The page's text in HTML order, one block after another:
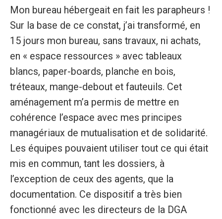
Mon bureau hébergeait en fait les parapheurs !
Sur la base de ce constat, j’ai transformé, en
15 jours mon bureau, sans travaux, ni achats,
en « espace ressources » avec tableaux
blancs, paper-boards, planche en bois,
tréteaux, mange-debout et fauteuils. Cet
aménagement m’a permis de mettre en
cohérence l’espace avec mes principes
managériaux de mutualisation et de solidarité.
Les équipes pouvaient utiliser tout ce qui était
mis en commun, tant les dossiers, à
l’exception de ceux des agents, que la
documentation. Ce dispositif a très bien
fonctionné avec les directeurs de la DGA